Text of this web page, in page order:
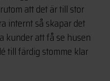
att det är till stor
internt så skapar det
kunder att få se husen
till färdig stomme klar